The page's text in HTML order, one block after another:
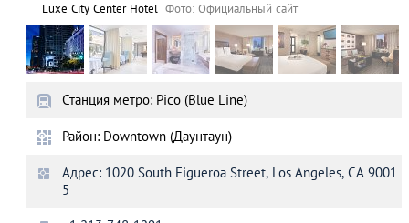
Luxe City Center Hotel Фото: Официальный сайт
Станция метро: Pico (Blue Line)
Район: Downtown (Даунтаун)
Адрес: 1020 South Figueroa Street, Los Angeles, CA 9001
5